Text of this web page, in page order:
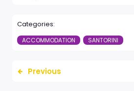
Categories:
ACCOMMODATION SANTORINI
Previous